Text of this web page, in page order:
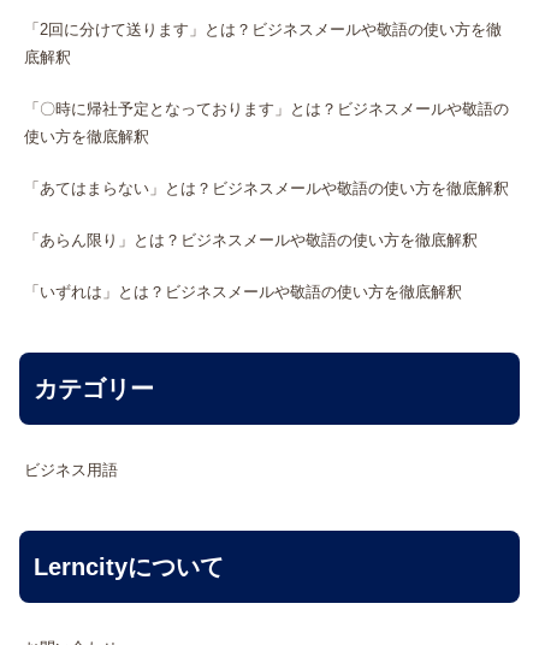
「2回に分けて送ります」とは？ビジネスメールや敬語の使い方を徹
底解釈
「〇時に帰社予定となっております」とは？ビジネスメールや敬語の
使い方を徹底解釈
「あてはまらない」とは？ビジネスメールや敬語の使い方を徹底解釈
「あらん限り」とは？ビジネスメールや敬語の使い方を徹底解釈
「いずれは」とは？ビジネスメールや敬語の使い方を徹底解釈
カテゴリー
ビジネス用語
Lerncityについて